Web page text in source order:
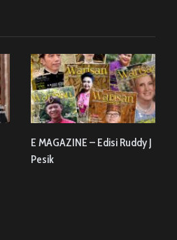
E MAGAZINE – Edisi Ruddy J
Pesik